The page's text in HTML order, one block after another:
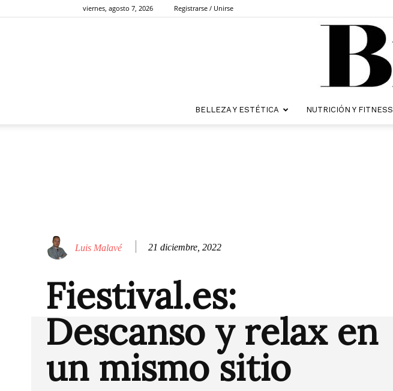
viernes, agosto 7, 2026 Registrarse / Unirse
BELLEZA Y ESTÉTICA NUTRICIÓN Y FITNESS
Luis Malavé 21 diciembre, 2022
Fiestival.es:
Descanso y relax en
un mismo sitio